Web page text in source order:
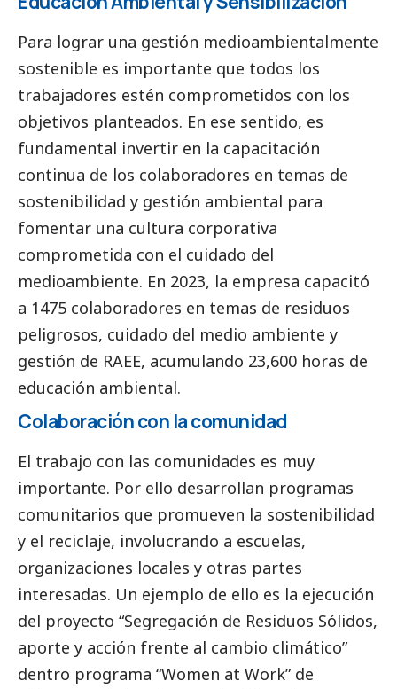
Para lograr una gestión medioambientalmente
sostenible es importante que todos los
trabajadores estén comprometidos con los
objetivos planteados. En ese sentido, es
fundamental invertir en la capacitación
continua de los colaboradores en temas de
sostenibilidad y gestión ambiental para
fomentar una cultura corporativa
comprometida con el cuidado del
medioambiente. En 2023, la empresa capacitó
a 1475 colaboradores en temas de residuos
peligrosos, cuidado del medio ambiente y
gestión de RAEE, acumulando 23,600 horas de
educación ambiental.
Colaboración con la comunidad
El trabajo con las comunidades es muy
importante. Por ello desarrollan programas
comunitarios que promueven la sostenibilidad
y el reciclaje, involucrando a escuelas,
organizaciones locales y otras partes
interesadas. Un ejemplo de ello es la ejecución
del proyecto “Segregación de Residuos Sólidos,
aporte y acción frente al cambio climático”
dentro programa “Women at Work” de